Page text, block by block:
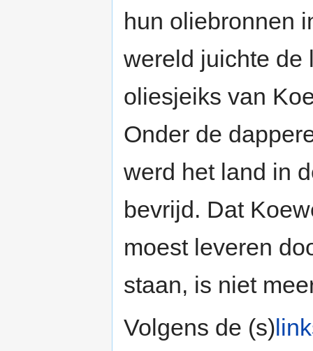
hun oliebronnen
wereld juichte de
oliesjeiks van
Onder de
werd het land in
bevrijd. Dat
moest leveren
staan, is niet
Volgens de (s)